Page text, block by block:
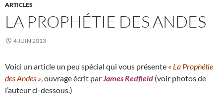
ARTICLES
LA PROPHÉTIE DES ANDES
4 JUIN 2013
Voici un article un peu spécial qui vous présente « La Prophétie
des Andes » , ouvrage écrit par James Redfield (voir photos de
l’auteur ci-dessous.)